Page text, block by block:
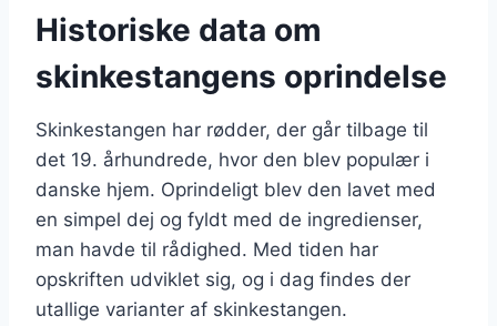
Historiske data om
skinkestangens oprindelse
Skinkestangen har rødder, der går tilbage til
det 19. århundrede, hvor den blev populær i
danske hjem. Oprindeligt blev den lavet med
en simpel dej og fyldt med de ingredienser,
man havde til rådighed. Med tiden har
opskriften udviklet sig, og i dag findes der
utallige varianter af skinkestangen.